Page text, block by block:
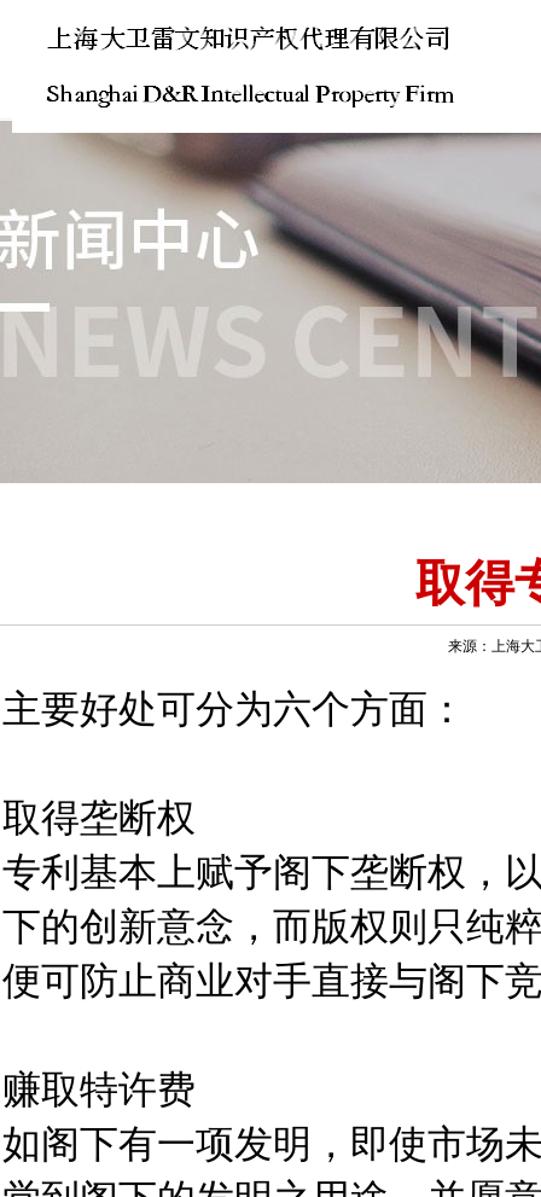
取得
来源：上海
主要好处可分为六个方面：
取得垄断权
专利基本上赋予阁下垄断权，
下的创新意念，而版权则只纯
便可防止商业对手直接与阁下
赚取特许费
如阁下有一项发明，即使市场